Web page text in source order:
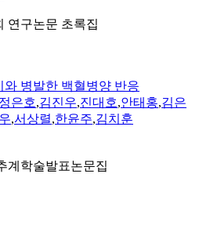
연구논문 초록집
병발한 백혈병양 반응
정은호,김진우,진대호,안태홍,김은
,서상렬,한윤주,김치훈
계학술발표논문집